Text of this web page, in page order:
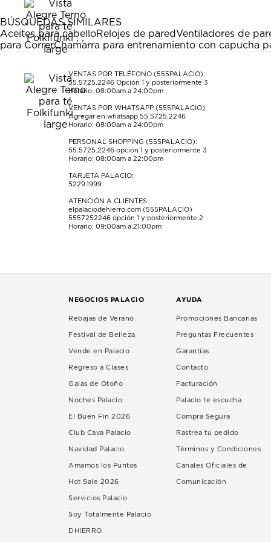
estrella
Esta
acción
abrirá
formulario
de
envío.
2
estrellas.
Esta
acción
abrirá
formulario
de
envío.
estrellas.
Esta
acción
abrirá
formulario
de
estrellas.
Esta
acción
abrirá
formulario
de
Esta
acción
abrirá
formulario
de
envío.
BÚSQUEDAS SIMILARES
Aceites para cabelloRelojes de pared Ventiladores de
para CorrerChamarra para entrenamiento con capucha
VENTAS POR TELÉFONO (555PALACIO):
55.5725.2246 Opción 1 y posteriormente 3
Horario: 08:00am a 24:00pm
VENTAS POR WHATSAPP (555PALACIO):
Agregar en whatsapp 55.5725.2246
Horario: 08:00am a 24:00pm
PERSONAL SHOPPING (555PALACIO):
55.5725.2246 opción 1 y posteriormente 3
Horario: 08:00am a 22:00pm
TARJETA PALACIO:
5229.1999
ATENCIÓN A CLIENTES
elpalaciodehierro.com (555PALACIO)
5557252246 opción 1 y posteriormente 2
Horario: 09:00am a 21:00pm
NEGOCIOS PALACIO
Rebajas de Verano
Festival de Belleza
Vende en Palacio
Regreso a Clases
Galas de Otoño
Noches Palacio
El Buen Fin 2026
Club Cava Palacio
Navidad Palacio
Amamos los Puntos
Hot Sale 2026
Servicios Palacio
Soy Totalmente Palacio
DHIERRO
AYUDA
Promociones Bancarias
Preguntas Frecuentes
Garantías
Contacto
Facturación
Palacio te escucha
Compra Segura
Rastrea tu pedido
Términos y Condiciones
Canales Oficiales de
Comunicación